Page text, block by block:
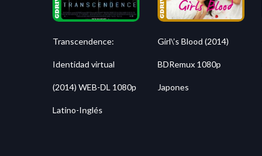
Transcendence:
Identidad virtual
(2014) WEB-DL 1080p
Latino-Inglés
Girl\’s Blood (2014)
BDRemux 1080p
Japones